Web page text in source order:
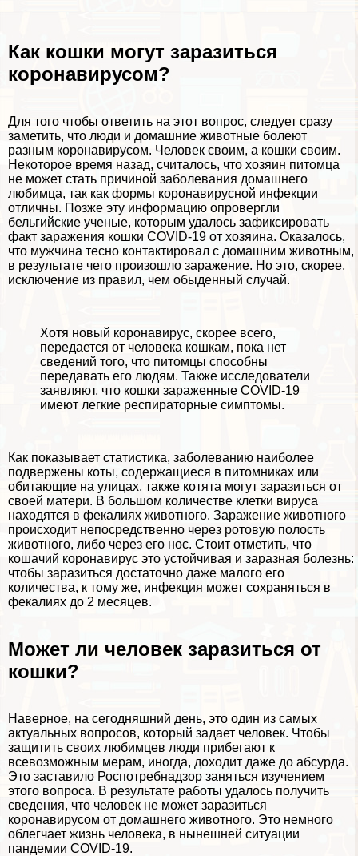
Как кошки могут заразиться
коронавирусом?
Для того чтобы ответить на этот вопрос, следует сразу
заметить, что люди и домашние животные болеют
разным коронавирусом. Человек своим, а кошки своим.
Некоторое время назад, считалось, что хозяин питомца
не может стать причиной заболевания домашнего
любимца, так как формы коронавирусной инфекции
отличны. Позже эту информацию опровергли
бельгийские ученые, которым удалось зафиксировать
факт заражения кошки COVID-19 от хозяина. Оказалось,
что мужчина тесно контактировал с домашним животным,
в результате чего произошло заражение. Но это, скорее,
исключение из правил, чем обыденный случай.
Хотя новый коронавирус, скорее всего,
передается от человека кошкам, пока нет
сведений того, что питомцы способны
передавать его людям. Также исследователи
заявляют, что кошки зараженные COVID-19
имеют легкие респираторные симптомы.
Как показывает статистика, заболеванию наиболее
подвержены коты, содержащиеся в питомниках или
обитающие на улицах, также котята могут заразиться от
своей матери. В большом количестве клетки вируса
находятся в фекалиях животного. Заражение животного
происходит непосредственно через ротовую полость
животного, либо через его нос. Стоит отметить, что
кошачий коронавирус это устойчивая и заразная болезнь:
чтобы заразиться достаточно даже малого его
количества, к тому же, инфекция может сохраняться в
фекалиях до 2 месяцев.
Может ли человек заразиться от
кошки?
Наверное, на сегодняшний день, это один из самых
актуальных вопросов, который задает человек. Чтобы
защитить своих любимцев люди прибегают к
всевозможным мерам, иногда, доходит даже до абсурда.
Это заставило Роспотребнадзор заняться изучением
этого вопроса. В результате работы удалось получить
сведения, что человек не может заразиться
коронавирусом от домашнего животного. Это немного
облегчает жизнь человека, в нынешней ситуации
пандемии COVID-19.